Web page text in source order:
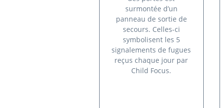
surmontée d’un
panneau de sortie de
secours. Celles-ci
symbolisent les 5
signalements de fugues
reçus chaque jour par
Child Focus.